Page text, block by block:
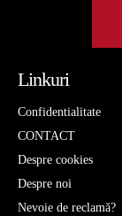
Linkuri
Confidentialitate
CONTACT
Despre cookies
Despre noi
Nevoie de reclamă?